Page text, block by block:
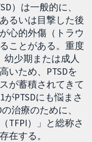
）は一般的に、
るいは目撃した後
心的外傷（トラウ
ことがある。重度
幼少期または成人
いため、PTSDを
が蓄積されてきて
PTSDにも悩まさ
治療のために、
TFPI）」と総称さ
在する。